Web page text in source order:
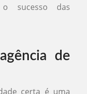
sucesso das
de
certa é uma